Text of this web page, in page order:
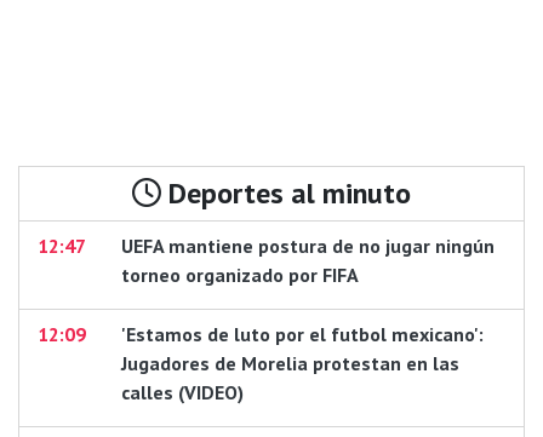
Deportes al minuto
12:47
UEFA mantiene postura de no jugar ningún
torneo organizado por FIFA
12:09
'Estamos de luto por el futbol mexicano':
Jugadores de Morelia protestan en las
calles (VIDEO)